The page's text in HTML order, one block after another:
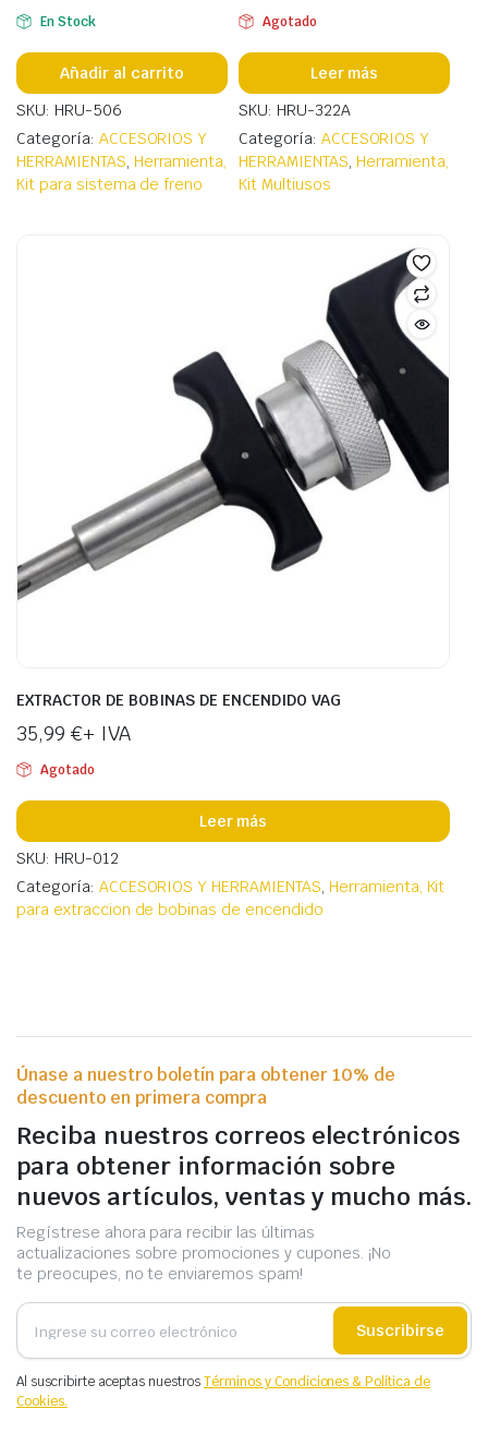
En Stock
Añadir al carrito
SKU: HRU-506
Categoría: ACCESORIOS Y
HERRAMIENTAS, Herramienta,
Kit para sistema de freno
Agotado
Leer más
SKU: HRU-322A
Categoría: ACCESORIOS Y
HERRAMIENTAS, Herramienta,
Kit Multiusos
EXTRACTOR DE BOBINAS DE ENCENDIDO VAG
35,99 €+ IVA
Agotado
Leer más
SKU: HRU-012
Categoría: ACCESORIOS Y HERRAMIENTAS, Herramienta, Kit
para extraccion de bobinas de encendido
Únase a nuestro boletín para obtener 10% de
descuento en primera compra
Reciba nuestros correos electrónicos
para obtener información sobre
nuevos artículos, ventas y mucho más.
Regístrese ahora para recibir las últimas
actualizaciones sobre promociones y cupones. ¡No
te preocupes, no te enviaremos spam!
Suscribirse
Al suscribirte aceptas nuestrosTérminos y Condiciones & Política de
Cookies.